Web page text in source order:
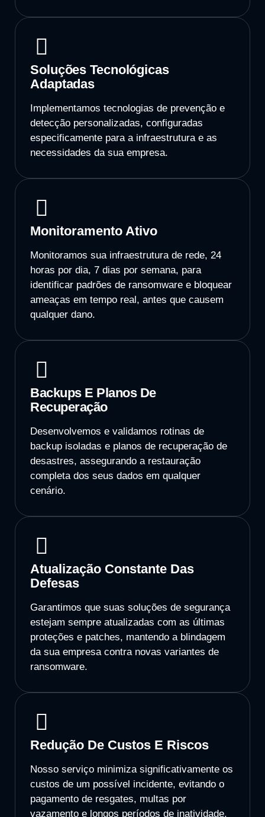
Soluções Tecnológicas
Adaptadas
Implementamos tecnologias de prevenção e
detecção personalizadas, configuradas
especificamente para a infraestrutura e as
necessidades da sua empresa.
Monitoramento Ativo
Monitoramos sua infraestrutura de rede, 24
horas por dia, 7 dias por semana, para
identificar padrões de ransomware e bloquear
ameaças em tempo real, antes que causem
qualquer dano.
Backups E Planos De
Recuperação
Desenvolvemos e validamos rotinas de
backup isoladas e planos de recuperação de
desastres, assegurando a restauração
completa dos seus dados em qualquer
cenário.
Atualização Constante Das
Defesas
Garantimos que suas soluções de segurança
estejam sempre atualizadas com as últimas
proteções e patches, mantendo a blindagem
da sua empresa contra novas variantes de
ransomware.
Redução De Custos E Riscos
Nosso serviço minimiza significativamente os
custos de um possível incidente, evitando o
pagamento de resgates, multas por
vazamento e longos períodos de inatividade.